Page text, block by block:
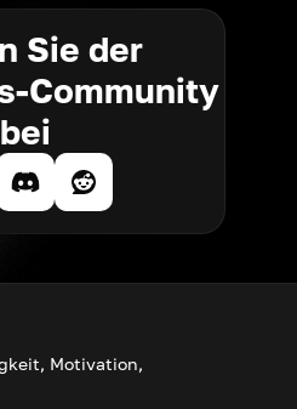
Sie der
Community
bei
Motivation,